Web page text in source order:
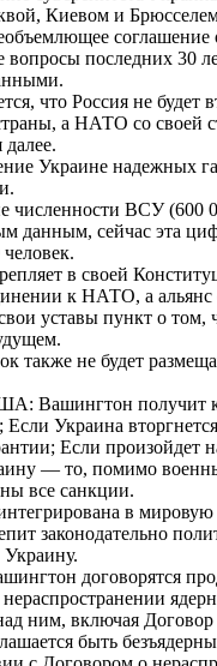
Киевом и Брюсселем
соглашение
последних 30
что Россия не будет
а НАТО со своей
далее.
Украине надежных
численности ВСУ (600
данным, сейчас эта
в своей
к НАТО, а альянс
уставы пункт о том,
также не будет
Вашингтон получит
Если Украина
Если произойдет
— то, помимо
все санкции.
в мировую
законодательно
договорятся
ним, включая
быть